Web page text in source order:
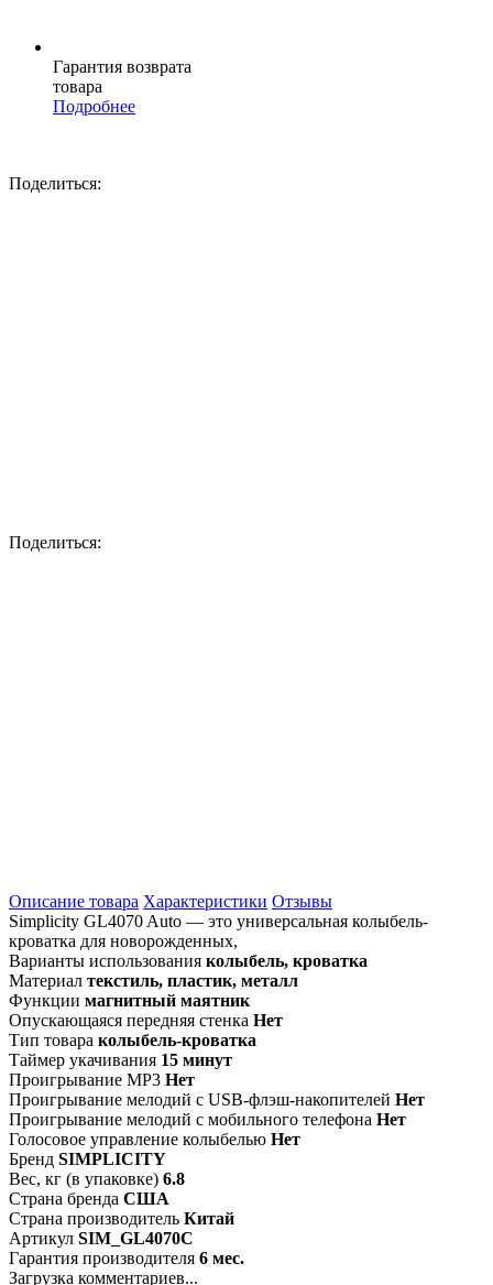
Гарантия возврата
товара
Подробнее
Поделиться:
Поделиться:
Описание товара Характеристики Отзывы
Simplicity GL4070 Auto — это универсальная колыбель-
кроватка для новорожденных,
Варианты использования колыбель, кроватка
Материал текстиль, пластик, металл
Функции магнитный маятник
Опускающаяся передняя стенка Нет
Тип товара колыбель-кроватка
Таймер укачивания 15 минут
Проигрывание MP3 Нет
Проигрывание мелодий с USB-флэш-накопителей Нет
Проигрывание мелодий с мобильного телефона Нет
Голосовое управление колыбелью Нет
Бренд SIMPLICITY
Вес, кг (в упаковке) 6.8
Страна бренда США
Страна производитель Китай
Артикул SIM_GL4070C
Гарантия производителя 6 мес.
Загрузка комментариев...